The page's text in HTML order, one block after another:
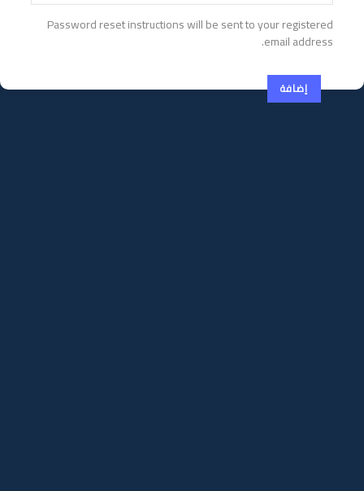
Password reset instructions will be sent to your registered
email address.